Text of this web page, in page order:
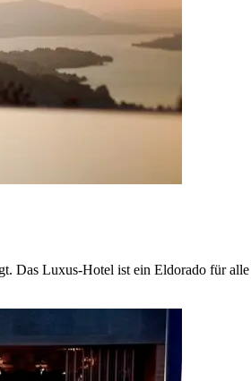
Luxus-Hotel ist ein Eldorado für